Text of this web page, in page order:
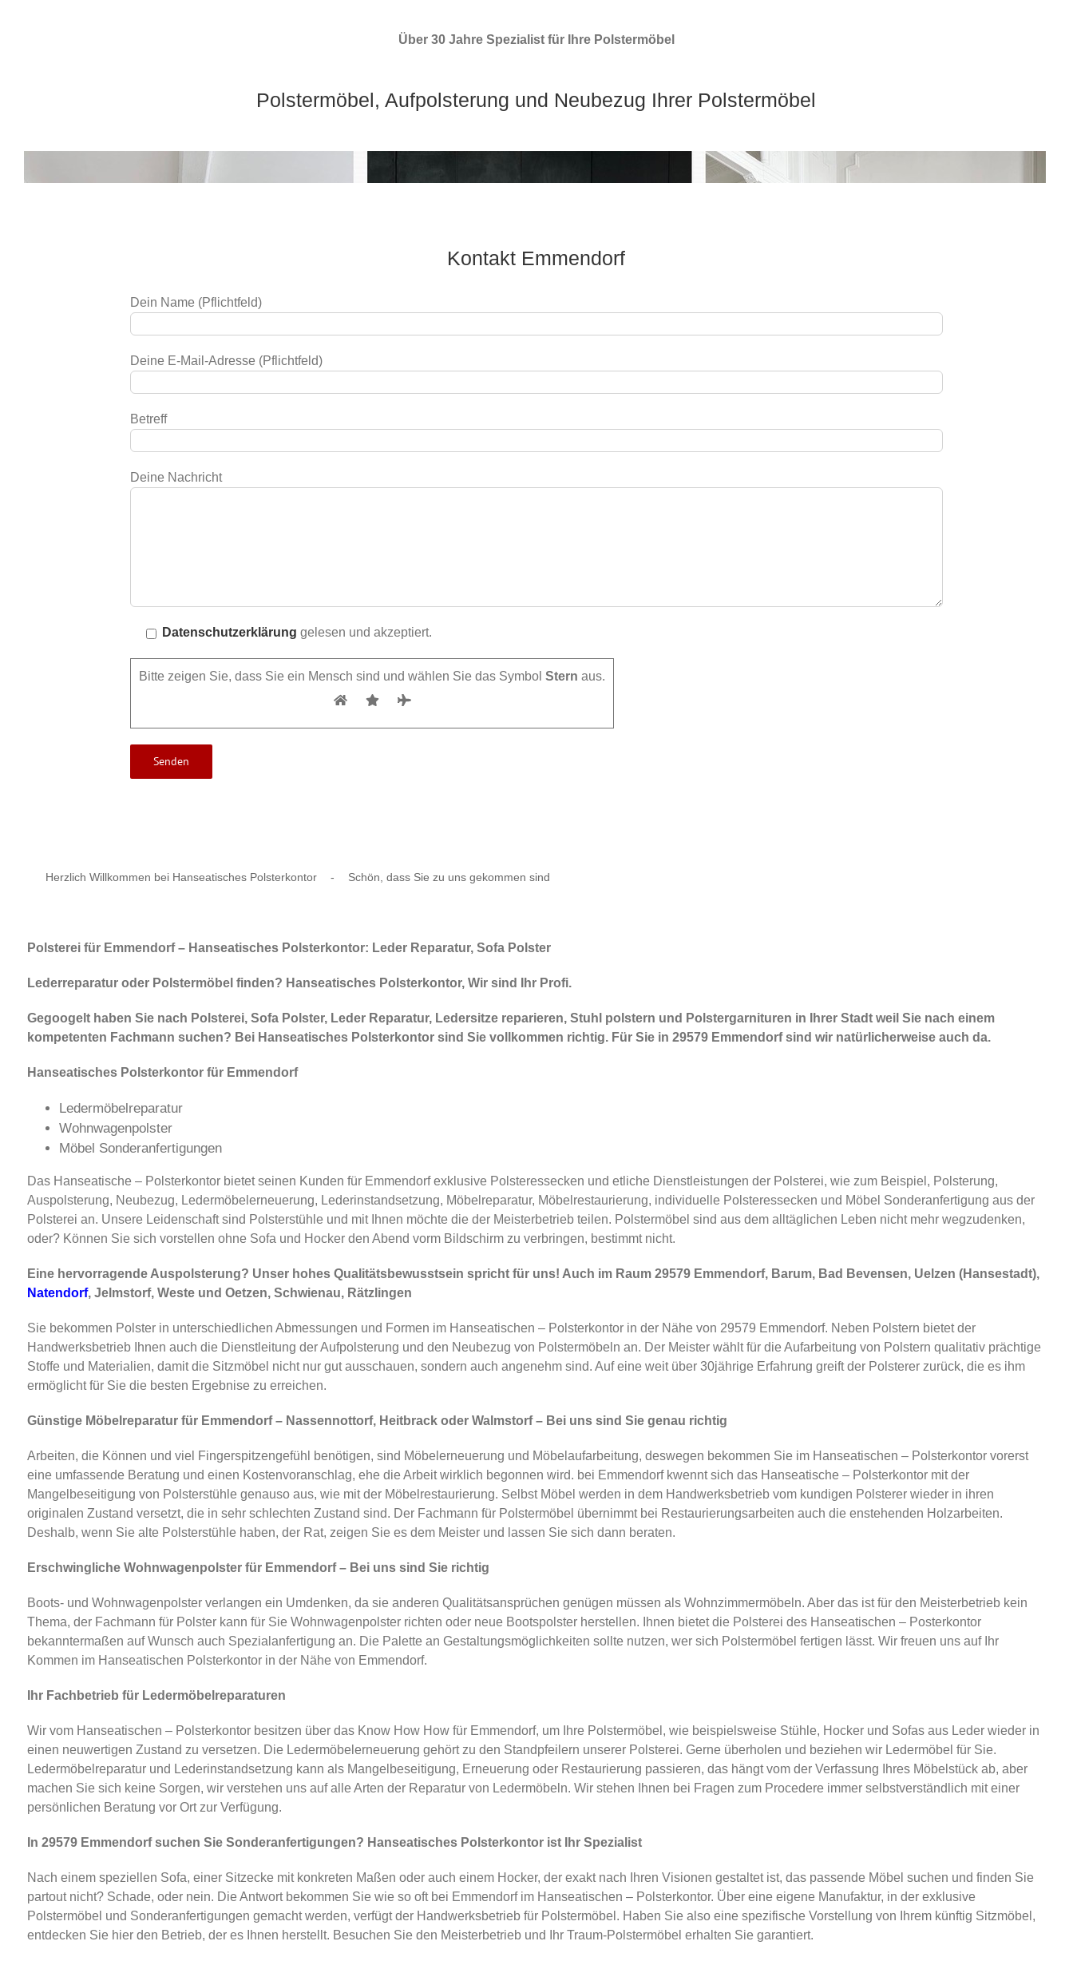
Über 30 Jahre Spezialist für Ihre Polstermöbel
Polstermöbel, Aufpolsterung und Neubezug Ihrer Polstermöbel
Kontakt Emmendorf
Dein Name (Pflichtfeld)
Deine E-Mail-Adresse (Pflichtfeld)
Betreff
Deine Nachricht
Datenschutzerklärung gelesen und akzeptiert.
Bitte zeigen Sie, dass Sie ein Mensch sind und wählen Sie das SymbolStern aus.
Herzlich Willkommen bei Hanseatisches Polsterkontor - Schön, dass Sie zu uns gekommen sind
Polsterei für Emmendorf – Hanseatisches Polsterkontor: Leder Reparatur, Sofa Polster
Lederreparatur oder Polstermöbel finden? Hanseatisches Polsterkontor, Wir sind Ihr Profi.
Gegoogelt haben Sie nach Polsterei, Sofa Polster, Leder Reparatur, Ledersitze reparieren, Stuhl polstern und Polstergarnituren in Ihrer Stadt weil Sie nach einem
kompetenten Fachmann suchen? Bei Hanseatisches Polsterkontor sind Sie vollkommen richtig. Für Sie in 29579 Emmendorf sind wir natürlicherweise auch da.
Hanseatisches Polsterkontor für Emmendorf
Ledermöbelreparatur
Wohnwagenpolster
Möbel Sonderanfertigungen
Das Hanseatische – Polsterkontor bietet seinen Kunden für Emmendorf exklusive Polsteressecken und etliche Dienstleistungen der Polsterei, wie zum Beispiel, Polsterung,
Auspolsterung, Neubezug, Ledermöbelerneuerung, Lederinstandsetzung, Möbelreparatur, Möbelrestaurierung, individuelle Polsteressecken und Möbel Sonderanfertigung aus der
Polsterei an. Unsere Leidenschaft sind Polsterstühle und mit Ihnen möchte die der Meisterbetrieb teilen. Polstermöbel sind aus dem alltäglichen Leben nicht mehr wegzudenken,
oder? Können Sie sich vorstellen ohne Sofa und Hocker den Abend vorm Bildschirm zu verbringen, bestimmt nicht.
Eine hervorragende Auspolsterung? Unser hohes Qualitätsbewusstsein spricht für uns! Auch im Raum 29579 Emmendorf, Barum, Bad Bevensen, Uelzen (Hansestadt),
Natendorf, Jelmstorf, Weste und Oetzen, Schwienau, Rätzlingen
Sie bekommen Polster in unterschiedlichen Abmessungen und Formen im Hanseatischen – Polsterkontor in der Nähe von 29579 Emmendorf. Neben Polstern bietet der
Handwerksbetrieb Ihnen auch die Dienstleitung der Aufpolsterung und den Neubezug von Polstermöbeln an. Der Meister wählt für die Aufarbeitung von Polstern qualitativ prächtige
Stoffe und Materialien, damit die Sitzmöbel nicht nur gut ausschauen, sondern auch angenehm sind. Auf eine weit über 30jährige Erfahrung greift der Polsterer zurück, die es ihm
ermöglicht für Sie die besten Ergebnise zu erreichen.
Günstige Möbelreparatur für Emmendorf – Nassennottorf, Heitbrack oder Walmstorf – Bei uns sind Sie genau richtig
Arbeiten, die Können und viel Fingerspitzengefühl benötigen, sind Möbelerneuerung und Möbelaufarbeitung, deswegen bekommen Sie im Hanseatischen – Polsterkontor vorerst
eine umfassende Beratung und einen Kostenvoranschlag, ehe die Arbeit wirklich begonnen wird. bei Emmendorf kwennt sich das Hanseatische – Polsterkontor mit der
Mangelbeseitigung von Polsterstühle genauso aus, wie mit der Möbelrestaurierung. Selbst Möbel werden in dem Handwerksbetrieb vom kundigen Polsterer wieder in ihren
originalen Zustand versetzt, die in sehr schlechten Zustand sind. Der Fachmann für Polstermöbel übernimmt bei Restaurierungsarbeiten auch die enstehenden Holzarbeiten.
Deshalb, wenn Sie alte Polsterstühle haben, der Rat, zeigen Sie es dem Meister und lassen Sie sich dann beraten.
Erschwingliche Wohnwagenpolster für Emmendorf – Bei uns sind Sie richtig
Boots- und Wohnwagenpolster verlangen ein Umdenken, da sie anderen Qualitätsansprüchen genügen müssen als Wohnzimmermöbeln. Aber das ist für den Meisterbetrieb kein
Thema, der Fachmann für Polster kann für Sie Wohnwagenpolster richten oder neue Bootspolster herstellen. Ihnen bietet die Polsterei des Hanseatischen – Posterkontor
bekanntermaßen auf Wunsch auch Spezialanfertigung an. Die Palette an Gestaltungsmöglichkeiten sollte nutzen, wer sich Polstermöbel fertigen lässt. Wir freuen uns auf Ihr
Kommen im Hanseatischen Polsterkontor in der Nähe von Emmendorf.
Ihr Fachbetrieb für Ledermöbelreparaturen
Wir vom Hanseatischen – Polsterkontor besitzen über das Know How How für Emmendorf, um Ihre Polstermöbel, wie beispielsweise Stühle, Hocker und Sofas aus Leder wieder in
einen neuwertigen Zustand zu versetzen. Die Ledermöbelerneuerung gehört zu den Standpfeilern unserer Polsterei. Gerne überholen und beziehen wir Ledermöbel für Sie.
Ledermöbelreparatur und Lederinstandsetzung kann als Mangelbeseitigung, Erneuerung oder Restaurierung passieren, das hängt vom der Verfassung Ihres Möbelstück ab, aber
machen Sie sich keine Sorgen, wir verstehen uns auf alle Arten der Reparatur von Ledermöbeln. Wir stehen Ihnen bei Fragen zum Procedere immer selbstverständlich mit einer
persönlichen Beratung vor Ort zur Verfügung.
In 29579 Emmendorf suchen Sie Sonderanfertigungen? Hanseatisches Polsterkontor ist Ihr Spezialist
Nach einem speziellen Sofa, einer Sitzecke mit konkreten Maßen oder auch einem Hocker, der exakt nach Ihren Visionen gestaltet ist, das passende Möbel suchen und finden Sie
partout nicht? Schade, oder nein. Die Antwort bekommen Sie wie so oft bei Emmendorf im Hanseatischen – Polsterkontor. Über eine eigene Manufaktur, in der exklusive
Polstermöbel und Sonderanfertigungen gemacht werden, verfügt der Handwerksbetrieb für Polstermöbel. Haben Sie also eine spezifische Vorstellung von Ihrem künftig Sitzmöbel,
entdecken Sie hier den Betrieb, der es Ihnen herstellt. Besuchen Sie den Meisterbetrieb und Ihr Traum-Polstermöbel erhalten Sie garantiert.